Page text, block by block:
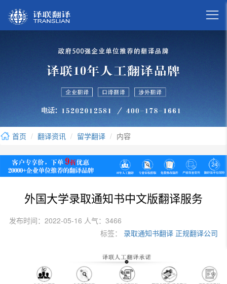

首页 翻译资讯 留学翻译 内容
外国大学录取通知书中文版翻译服务
发布时间：2022-05-16 人气：3466
标签：
录取通知书翻译 正规翻译公司